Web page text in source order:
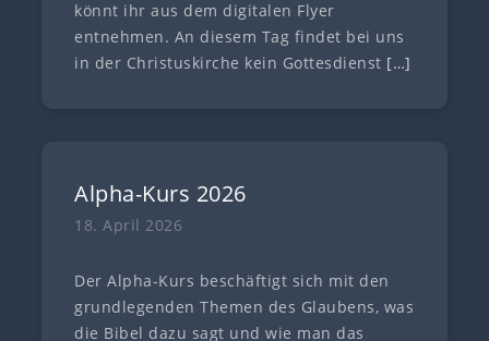
könnt ihr aus dem digitalen Flyer
entnehmen. An diesem Tag findet bei uns
in der Christuskirche kein Gottesdienst […]
Alpha-Kurs 2026
18. April 2026
Der Alpha-Kurs beschäftigt sich mit den
grundlegenden Themen des Glaubens, was
die Bibel dazu sagt und wie man das